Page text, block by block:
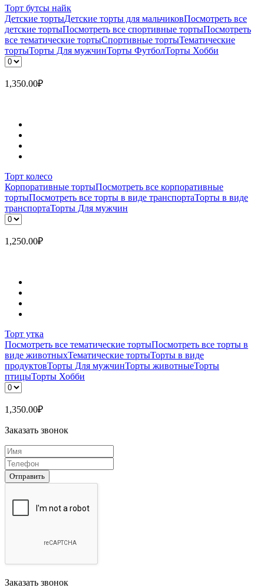
Торт бутсы найк
Детские тортыДетские торты для мальчиковПосмотреть все
детские тортыПосмотреть все спортивные тортыПосмотреть
все тематические тортыСпортивные тортыТематические
тортыТорты Для мужчинТорты ФутболТорты Хобби
1,350.00₽
Торт колесо
Корпоративные тортыПосмотреть все корпоративные
тортыПосмотреть все торты в виде транспортаТорты в виде
транспортаТорты Для мужчин
1,250.00₽
Торт утка
Посмотреть все тематические тортыПосмотреть все торты в
виде животныхТематические тортыТорты в виде
продуктовТорты Для мужчинТорты животныеТорты
птицыТорты Хобби
1,350.00₽
Заказать звонок
Отправить
Заказать звонок